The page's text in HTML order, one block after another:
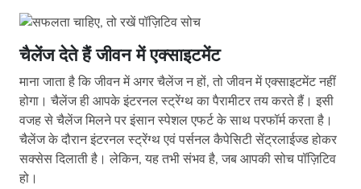
चैलेंज देते हैं जीवन में एक्साइटमेंट
माना जाता है कि जीवन में अगर चैलेंज न हों, तो जीवन में एक्साइटमेंट नहीं
होगा। चैलेंज ही आपके इंटरनल स्ट्रेंग्थ का पैरामीटर तय करते हैं। इसी
वजह से चैलेंज मिलने पर इंसान स्पेशल एफर्ट के साथ परफॉर्म करता है।
चैलेंज के दौरान इंटरनल स्ट्रेंग्थ एवं पर्सनल कैपेसिटी सेंट्रलाईज्ड होकर
सक्सेस दिलाती है। लेकिन, यह तभी संभव है, जब आपकी सोच पॉज़िटिव
हो।